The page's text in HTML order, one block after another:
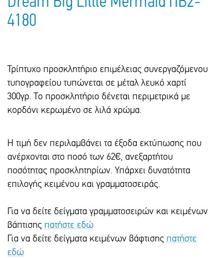
4180
Τρίπτυχο προσκλητήριο επιμέλειας συνεργαζόμενου
τυπογραφείου τυπώνεται σε μέταλ λευκό χαρτί
300γρ. Το προσκλητήριο δένεται περιμετρικά με
κορδόνι κερωμένο σε λιλά χρώμα.
Η τιμή δεν περιλαμβάνει τα έξοδα εκτύπωσης που
ανέρχονται στο ποσό των 62€, ανεξαρτήτου
ποσότητας προσκλητηρίων. Υπάρxει δυνατότητα
επιλογής κειμένου και γραμματοσειράς.
Για να δείτε δείγματα γραμματοσειρών και κειμένων
βάπτισης πατήστε εδώ
Για να δείτε δείγματα κειμένων βάφτισης πατήστε
εδώ